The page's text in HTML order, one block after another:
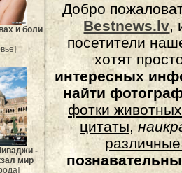
и боли
-
мир
Добро
Bestnews.lv,
посетители
хотят
интересных
найти
фотки животных
цитаты,